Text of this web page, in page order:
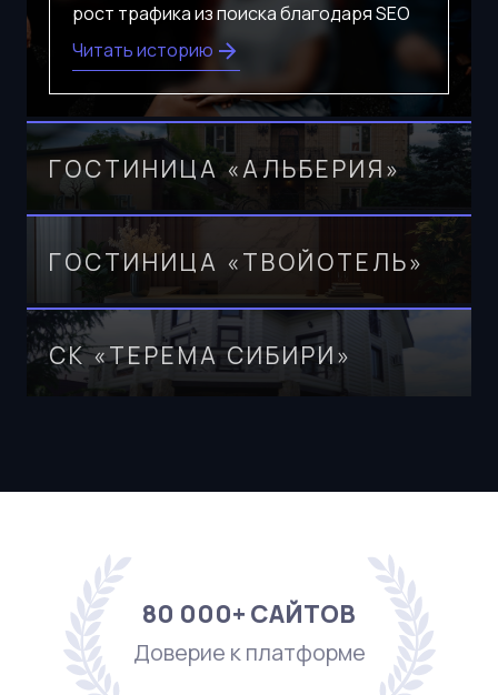
рост трафика из поиска благодаря SEO
Читать историю
ГОСТИНИЦА «АЛЬБЕРИЯ»
в 3,2 раза
рост конверсии сайта за 5 лет
Читать историю
ГОСТИНИЦА «ТВОЙОТЕЛЬ»
на 320%
рост онлайн-бронирований за 3 года
Читать историю
СК «ТЕРЕМА СИБИРИ»
на 220%
вырос органический трафик
Читать историю
80 000+ САЙТОВ
Доверие к платформе